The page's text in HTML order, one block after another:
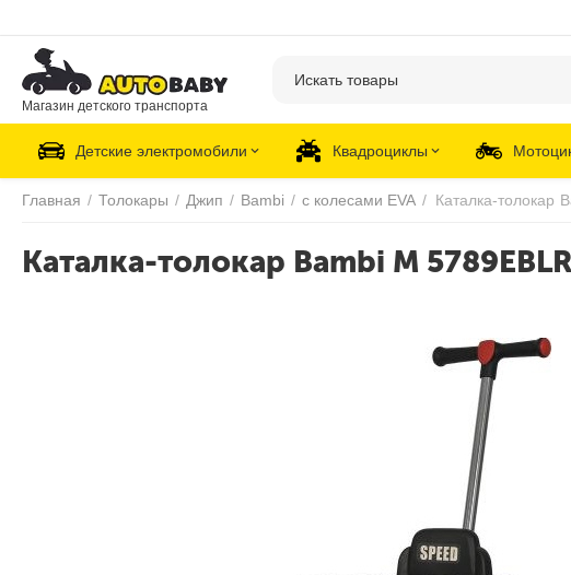
Магазин детского транспорта
Детские электромобили Квадроциклы
Главная / Толокары / Джип / Bambi / с колесами EVA / Каталка-толокар
Каталка-толокар Bambi M